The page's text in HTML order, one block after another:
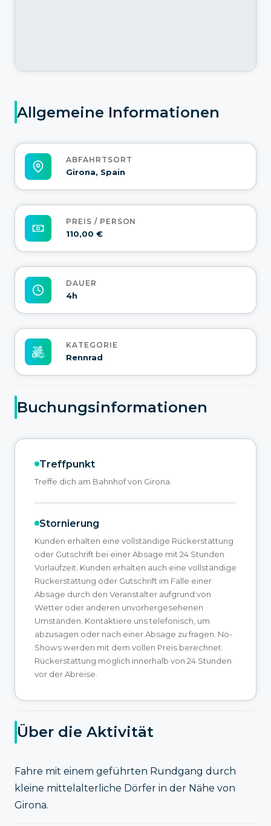
Allgemeine Informationen
ABFAHRTSORT
Girona, Spain
PREIS / PERSON
110,00 €
DAUER
4h
KATEGORIE
Rennrad
Buchungsinformationen
Treffpunkt
Treffe dich am Bahnhof von Girona.
Stornierung
Kunden erhalten eine vollständige Rückerstattung
oder Gutschrift bei einer Absage mit 24 Stunden
Vorlaufzeit. Kunden erhalten auch eine vollständige
Rückerstattung oder Gutschrift im Falle einer
Absage durch den Veranstalter aufgrund von
Wetter oder anderen unvorhergesehenen
Umständen. Kontaktiere uns telefonisch, um
abzusagen oder nach einer Absage zu fragen. No-
Shows werden mit dem vollen Preis berechnet.
Rückerstattung möglich innerhalb von 24 Stunden
vor der Abreise.
Über die Aktivität
Fahre mit einem geführten Rundgang durch
kleine mittelalterliche Dörfer in der Nähe von
Girona.